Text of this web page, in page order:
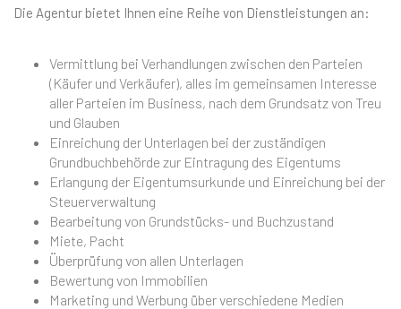
Die Agentur bietet Ihnen eine Reihe von Dienstleistungen an:
Vermittlung bei Verhandlungen zwischen den Parteien
(Käufer und Verkäufer), alles im gemeinsamen Interesse
aller Parteien im Business, nach dem Grundsatz von Treu
und Glauben
Einreichung der Unterlagen bei der zuständigen
Grundbuchbehörde zur Eintragung des Eigentums
Erlangung der Eigentumsurkunde und Einreichung bei der
Steuerverwaltung
Bearbeitung von Grundstücks- und Buchzustand
Miete, Pacht
Überprüfung von allen Unterlagen
Bewertung von Immobilien
Marketing und Werbung über verschiedene Medien